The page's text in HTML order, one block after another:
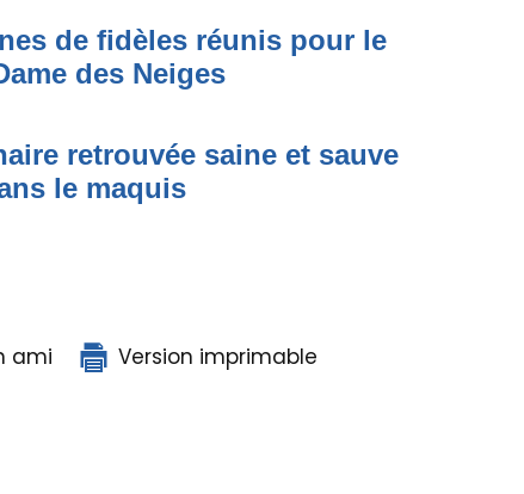
de fidèles réunis pour le
des Neiges
retrouvée saine et sauve
le maquis
ami Version imprimable